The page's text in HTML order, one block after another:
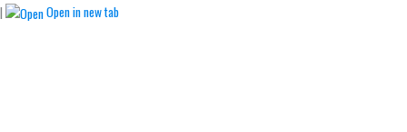
|
Open in new tab